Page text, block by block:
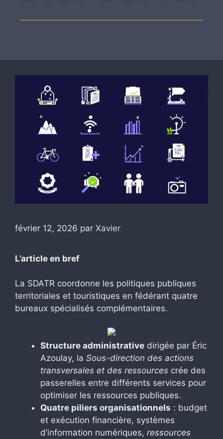
février 12, 2026 par Xavier
L’article en bref
La SDATR coordonne les politiques publiques
territoriales et touristiques en fédérant quatre
bureaux spécialisés complémentaires.
Structure administrative dirigée par Éric
Azoulay, la Sous-direction des actions
transversales et des ressources crée des
passerelles entre différents services pour
optimiser les ressources publiques.
Quatre piliers organisationnels : budget
et exécution financière, systèmes
d’information numériques, ressources